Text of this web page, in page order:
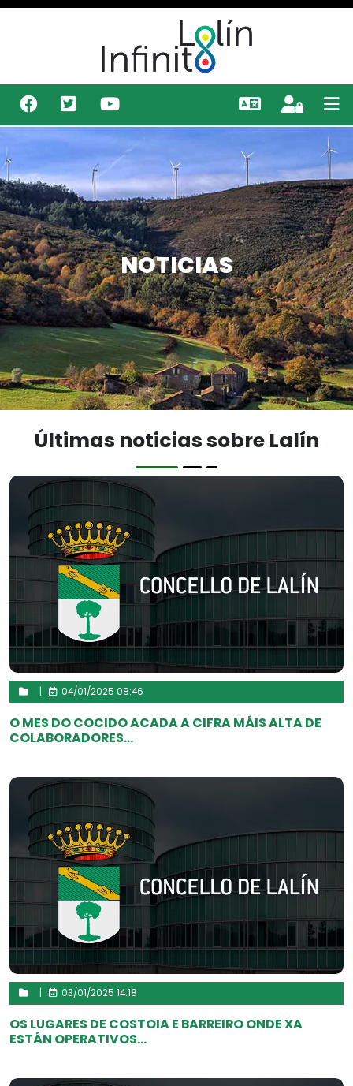
NOTICIAS
Últimas noticias sobre Lalín
| 04/01/2025 08:46
O MES DO COCIDO ACADA A CIFRA MÁIS ALTA DE
COLABORADORES...
03/01/2025 14:18
OS LUGARES DE COSTOIA E BARREIRO ONDE XA
ESTÁN OPERATIVOS...